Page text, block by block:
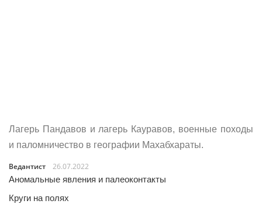
Лагерь Пандавов и лагерь Кауравов, военные походы
и паломничество в географии Махабхараты.
Ведантист
26.07.2022
Аномальные явления и палеоконтакты
Круги на полях